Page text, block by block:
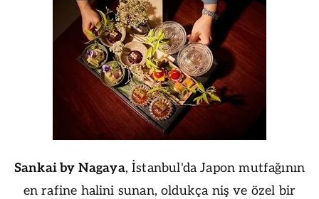
Sankai by Nagaya, İstanbul'da Japon mutfağının
en rafine halini sunan, oldukça niş ve özel bir